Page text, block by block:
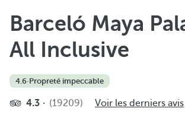
Voir plus de photos et vidéos
Barceló Maya
All Inclusive
4.6·Propreté impeccable
4.3 (19209) Voir les derniers avis